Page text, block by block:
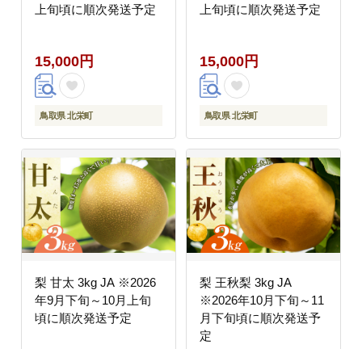
上旬頃に順次発送予定
15,000円
鳥取県 北栄町
上旬頃に順次発送予定
15,000円
鳥取県 北栄町
梨 甘太 3kg JA ※2026
年9月下旬～10月上旬
頃に順次発送予定
梨 王秋梨 3kg JA
※2026年10月下旬～11
月下旬頃に順次発送予
定